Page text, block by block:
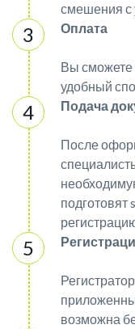
смешения с
Оплата
Вы сможете
удобный
Подача
После
подготовят
возможна